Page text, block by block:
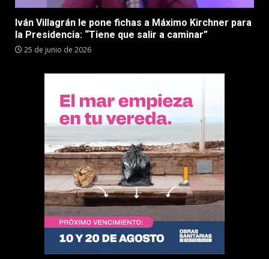
Iván Villagrán le pone fichas a Máximo Kirchner para
la Presidencia: “Tiene que salir a caminar”
25 de junio de 2026